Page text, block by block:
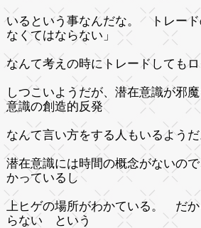
いるという事なんだな。 トレード
なくてはならない」
なんて考えの時にトレードしてもロ
しつこいようだが、潜在意識が邪
意識の創造的反発
なんて言い方をする人もいるよう
潜在意識には時間の概念がないの
かっているし
上ヒゲの場所がわかている。 だか
らない という